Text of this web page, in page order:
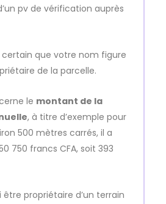
pv de vérification auprès
certain que votre nom figure
de la parcelle.
le montant de la
, à titre d’exemple pour
500 mètres carrés, il a
750 francs CFA, soit 393
être propriétaire d’un terrain